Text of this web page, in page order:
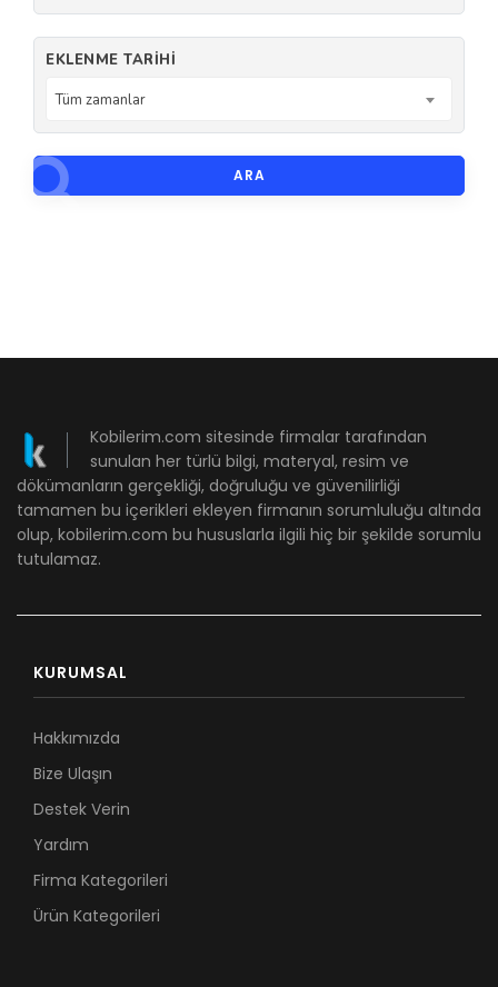
EKLENME TARIHI
Tüm zamanlar
ARA
Kobilerim.com sitesinde firmalar tarafından
sunulan her türlü bilgi, materyal, resim ve
dökümanların gerçekliği, doğruluğu ve güvenilirliği
tamamen bu içerikleri ekleyen firmanın sorumluluğu altında
olup, kobilerim.com bu hususlarla ilgili hiç bir şekilde sorumlu
tutulamaz.
KURUMSAL
Hakkımızda
Bize Ulaşın
Destek Verin
Yardım
Firma Kategorileri
Ürün Kategorileri